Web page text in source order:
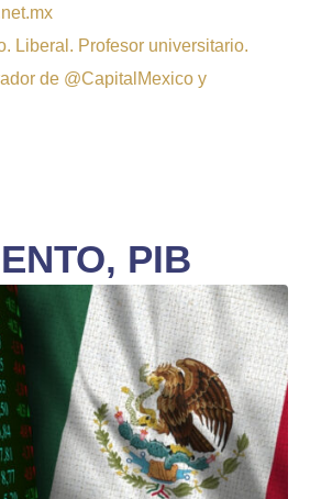
Liberal. Profesor universitario.
de @CapitalMexico y
PIB